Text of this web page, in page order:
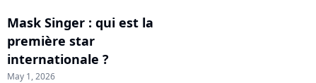
Mask Singer : qui est la
première star
internationale ?
May 1, 2026